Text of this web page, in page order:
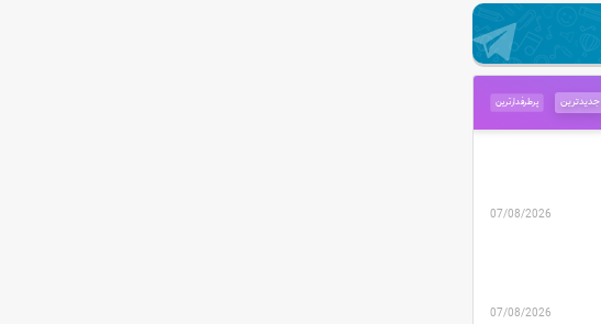
پرطرفدارترین جدیدترین
07/08/2026
07/08/2026